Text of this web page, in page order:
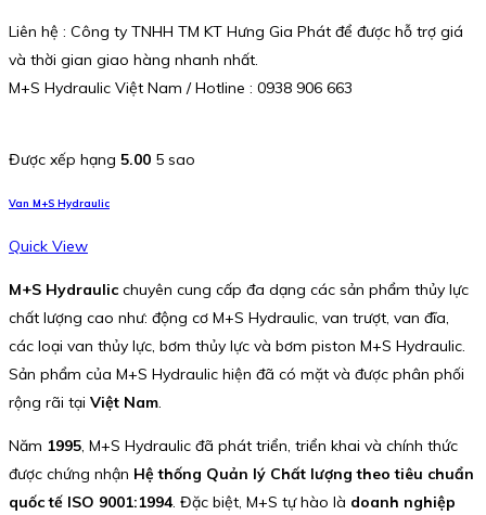
Liên hệ : Công ty TNHH TM KT Hưng Gia Phát để được hỗ trợ giá
và thời gian giao hàng nhanh nhất.
M+S Hydraulic Việt Nam / Hotline : 0938 906 663
Được xếp hạng 5.00 5 sao
Van M+S Hydraulic
Quick View
M+S Hydraulic chuyên cung cấp đa dạng các sản phẩm thủy lực
chất lượng cao như: động cơ M+S Hydraulic, van trượt, van đĩa,
các loại van thủy lực, bơm thủy lực và bơm piston M+S Hydraulic.
Sản phẩm của M+S Hydraulic hiện đã có mặt và được phân phối
rộng rãi tại Việt Nam.
Năm 1995, M+S Hydraulic đã phát triển, triển khai và chính thức
được chứng nhận Hệ thống Quản lý Chất lượng theo tiêu chuẩn
quốc tế ISO 9001:1994. Đặc biệt, M+S tự hào là doanh nghiệp